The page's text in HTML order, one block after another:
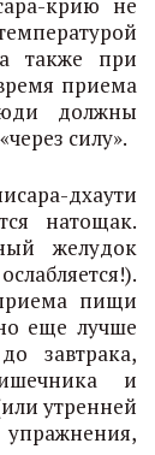
также при
приема
должны
силу».
дхаути
натощак.
желудок
пищи
еще лучше
завтрака,
и
утренней